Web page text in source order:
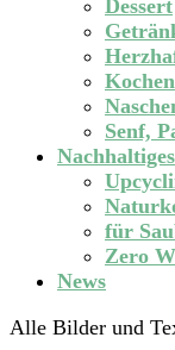
Dessert
Kochen
Senf,
Nachhaltiges
für
Zero
News
Alle Bilder und